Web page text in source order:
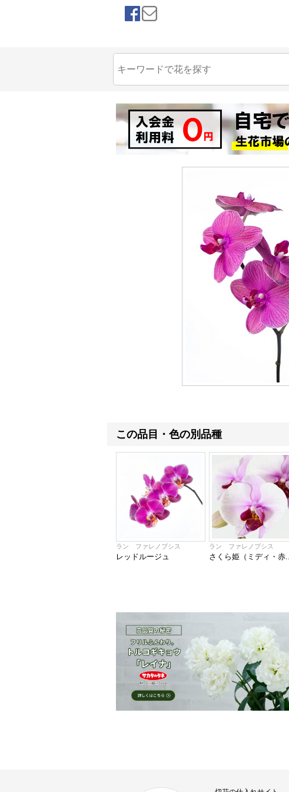
この品目・色の別品種
ラン ファレノプシス
レッドルージュ
ラン ファレノプシス
さくら姫（ミディ・赤...